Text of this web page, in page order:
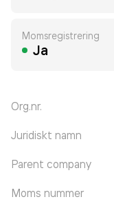
Momsregistrering
Ja
Org.nr.
Juridiskt namn
Parent company
Moms nummer